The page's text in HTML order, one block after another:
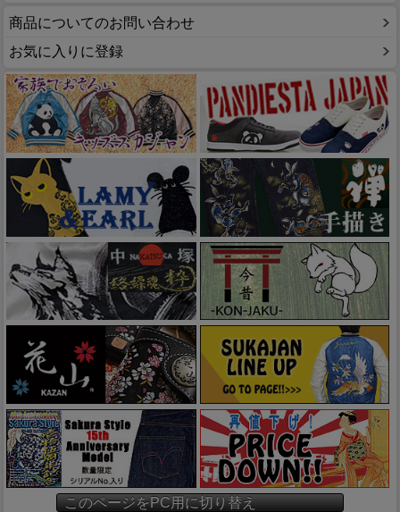
商品についてのお問い合わせ
お気に入りに登録
このページをPC用に切り替え